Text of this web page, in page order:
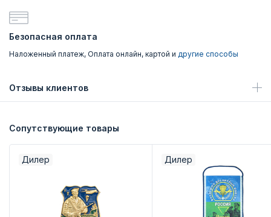
Безопасная оплата
Наложенный платеж, Оплата онлайн, картой и другие способы
Отзывы клиентов
Сопутствующие товары
Дилер Дилер